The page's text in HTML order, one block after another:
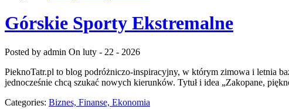
Górskie Sporty Ekstremalne
Posted by admin On luty - 22 - 2026
PieknoTatr.pl to blog podróżniczo-inspiracyjny, w którym zimowa i letnia
jednocześnie chcą szukać nowych kierunków. Tytuł i idea „Zakopane,
Categories: Biznes, Finanse, Ekonomia